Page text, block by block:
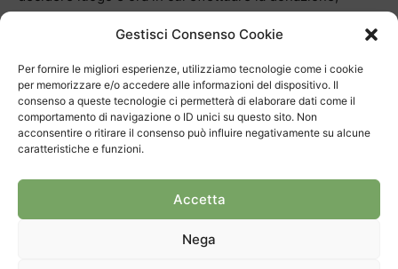
Gestisci Consenso Cookie
Per fornire le migliori esperienze, utilizziamo tecnologie come i cookie
per memorizzare e/o accedere alle informazioni del dispositivo. Il
consenso a queste tecnologie ci permetterà di elaborare dati come il
comportamento di navigazione o ID unici su questo sito. Non
acconsentire o ritirare il consenso può influire negativamente su alcune
caratteristiche e funzioni.
Accetta
Nega
sedi. Sarà comunque mantenuta – per chi lo vuole – la
linea telefonica e la possibilità di prendere appuntamento
in questo modo”.